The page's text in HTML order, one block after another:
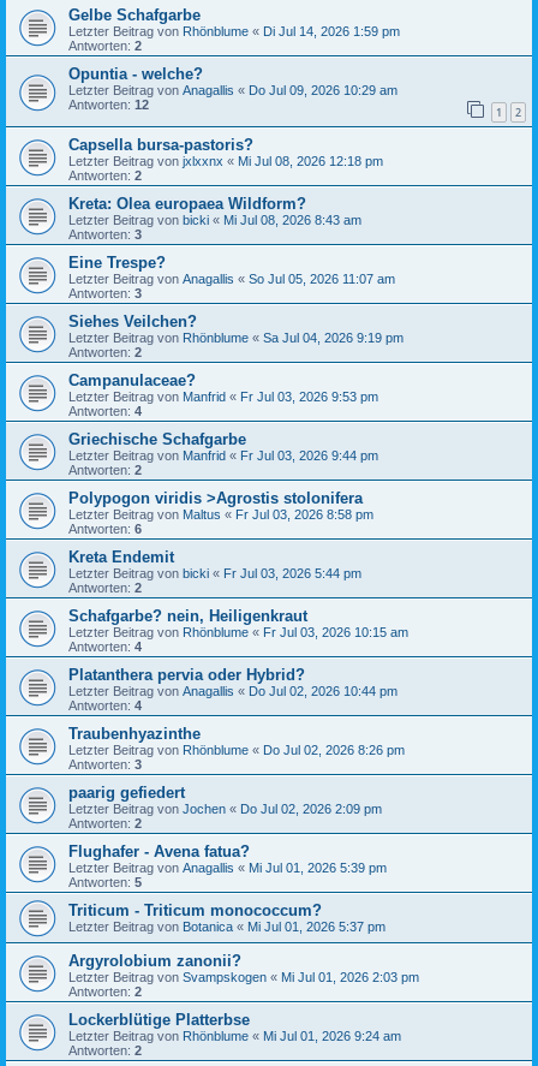
Gelbe Schafgarbe
Letzter Beitrag von Rhönblume « Di Jul 14, 2026 1:59 pm
Antworten: 2
Opuntia - welche?
Letzter Beitrag von Anagallis « Do Jul 09, 2026 10:29 am
Antworten: 12 1 2
Capsella bursa-pastoris?
Letzter Beitrag von jxlxxnx « Mi Jul 08, 2026 12:18 pm
Antworten: 2
Kreta: Olea europaea Wildform?
Letzter Beitrag von bicki « Mi Jul 08, 2026 8:43 am
Antworten: 3
Eine Trespe?
Letzter Beitrag von Anagallis « So Jul 05, 2026 11:07 am
Antworten: 3
Siehes Veilchen?
Letzter Beitrag von Rhönblume « Sa Jul 04, 2026 9:19 pm
Antworten: 2
Campanulaceae?
Letzter Beitrag von Manfrid « Fr Jul 03, 2026 9:53 pm
Antworten: 4
Griechische Schafgarbe
Letzter Beitrag von Manfrid « Fr Jul 03, 2026 9:44 pm
Antworten: 2
Polypogon viridis >Agrostis stolonifera
Letzter Beitrag von Maltus « Fr Jul 03, 2026 8:58 pm
Antworten: 6
Kreta Endemit
Letzter Beitrag von bicki « Fr Jul 03, 2026 5:44 pm
Antworten: 2
Schafgarbe? nein, Heiligenkraut
Letzter Beitrag von Rhönblume « Fr Jul 03, 2026 10:15 am
Antworten: 4
Platanthera pervia oder Hybrid?
Letzter Beitrag von Anagallis « Do Jul 02, 2026 10:44 pm
Antworten: 4
Traubenhyazinthe
Letzter Beitrag von Rhönblume « Do Jul 02, 2026 8:26 pm
Antworten: 3
paarig gefiedert
Letzter Beitrag von Jochen « Do Jul 02, 2026 2:09 pm
Antworten: 2
Flughafer - Avena fatua?
Letzter Beitrag von Anagallis « Mi Jul 01, 2026 5:39 pm
Antworten: 5
Triticum - Triticum monococcum?
Letzter Beitrag von Botanica « Mi Jul 01, 2026 5:37 pm
Argyrolobium zanonii?
Letzter Beitrag von Svampskogen « Mi Jul 01, 2026 2:03 pm
Antworten: 2
Lockerblütige Platterbse
Letzter Beitrag von Rhönblume « Mi Jul 01, 2026 9:24 am
Antworten: 2